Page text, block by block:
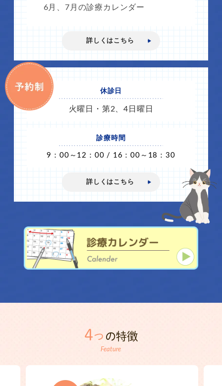
6月、7月の診療カレンダー
詳しくはこちら
休診日
火曜日・第2、4日曜日
診療時間
9：00～12：00 / 16：00～18：30
詳しくはこちら
4 つ の特徴
Feature